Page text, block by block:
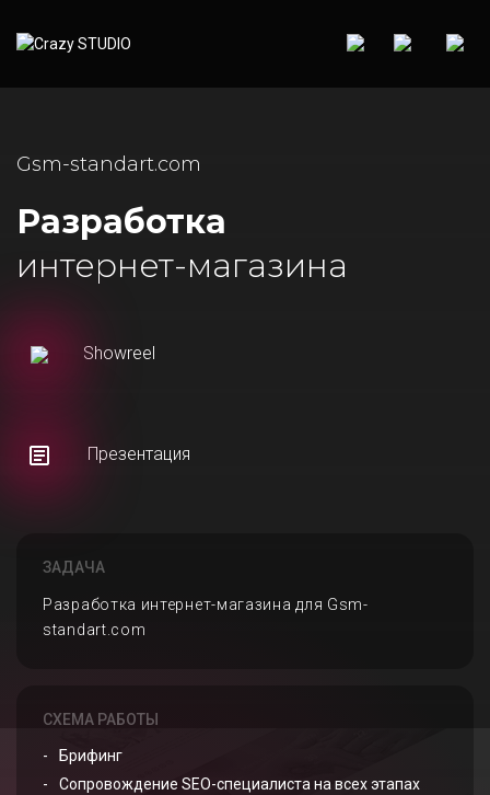
Gsm-standart.com
Разработка
интернет-магазина
Showreel
Презентация
ЗАДАЧА
Разработка интернет-магазина для Gsm-
standart.com
СХЕМА РАБОТЫ
Брифинг
Сопровождение SEO-специалиста на всех этапах